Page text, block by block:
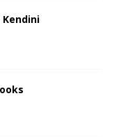
Kendini